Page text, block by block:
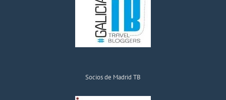
Socios de Madrid TB